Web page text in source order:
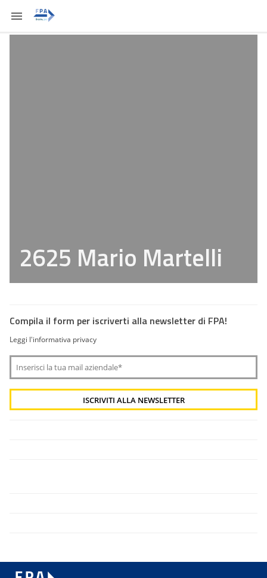
2625 Mario Martelli
Compila il form per iscriverti alla newsletter di FPA!
Leggi l'informativa privacy